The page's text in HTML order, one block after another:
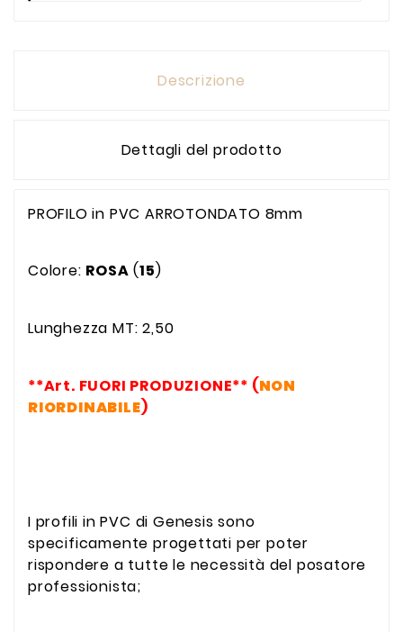
Descrizione
Dettagli del prodotto
PROFILO in PVC ARROTONDATO 8mm
Colore: ROSA (15)
Lunghezza MT: 2,50
**Art. FUORI PRODUZIONE** (NON
RIORDINABILE)
I profili in PVC di Genesis sono
specificamente progettati per poter
rispondere a tutte le necessità del posatore
professionista;